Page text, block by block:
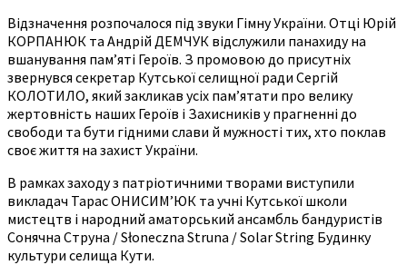
Відзначення розпочалося під звуки Гімну України. Отці Юрій
КОРПАНЮК та Андрій ДЕМЧУК відслужили панахиду на
вшанування пам’яті Героїв. З промовою до присутніх
звернувся секретар Кутської селищної ради Сергій
КОЛОТИЛО, який закликав усіх пам’ятати про велику
жертовність наших Героїв і Захисників у прагненні до
свободи та бути гідними слави й мужності тих, хто поклав
своє життя на захист України.
В рамках заходу з патріотичними творами виступили
викладач Тарас ОНИСИМ’ЮК та учні Кутської школи
мистецтв і народний аматорський ансамбль бандуристів
Сонячна Струна / Słoneczna Struna / Solar String Будинку
культури селища Кути.